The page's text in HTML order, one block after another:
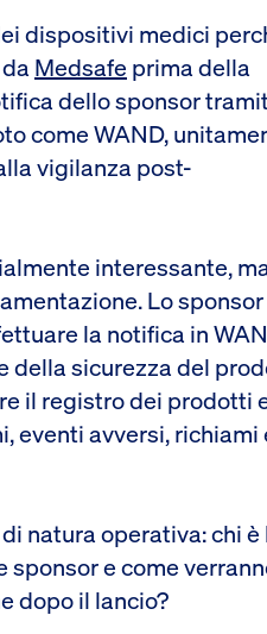
dispositivi medici
Medsafe prima della
dello sponsor
come WAND,
vigilanza post-
interessante,
Lo sponsor
la notifica in
della sicurezza del
il registro dei prodotti
eventi avversi, richiami
natura operativa: chi è
sponsor e come
dopo il lancio?